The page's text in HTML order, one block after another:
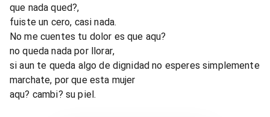
que nada qued?,
fuiste un cero, casi nada.
No me cuentes tu dolor es que aqu?
no queda nada por llorar,
si aun te queda algo de dignidad no esperes simplemente
marchate, por que esta mujer
aqu? cambi? su piel.